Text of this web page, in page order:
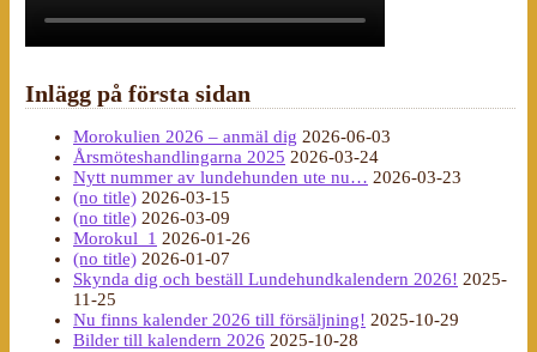
Inlägg på första sidan
Morokulien 2026 – anmäl dig 2026-06-03
Årsmöteshandlingarna 2025 2026-03-24
Nytt nummer av lundehunden ute nu… 2026-03-23
(no title) 2026-03-15
(no title) 2026-03-09
Morokul_1 2026-01-26
(no title) 2026-01-07
Skynda dig och beställ Lundehundkalendern 2026! 2025-
11-25
Nu finns kalender 2026 till försäljning! 2025-10-29
Bilder till kalendern 2026 2025-10-28